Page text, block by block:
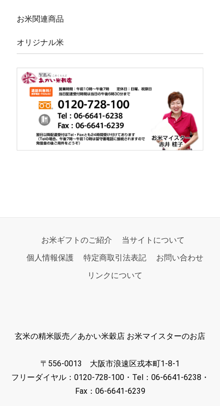
お米関連商品
オリジナル米
お米ギフトのご紹介
当サイトについて
個人情報保護
特定商取引法表記
お問い合わせ
リンクについて
玄米の精米販売／あかい米穀店 お米マイスターのお店
〒556-0013 大阪市浪速区戎本町1-8-1
フリーダイヤル：0120-728-100・Tel：06-6641-6238・
Fax：06-6641-6239